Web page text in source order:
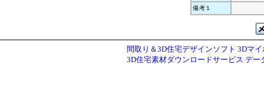
備考１
間取り＆3D住宅デザインソフト 3Dマ
3D住宅素材ダウンロードサービス デー